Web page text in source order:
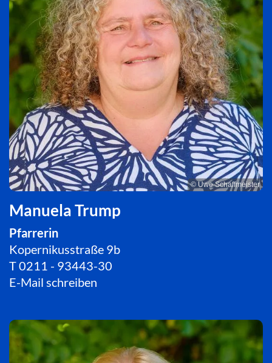
© Uwe Schaffmeister
Manuela Trump
Pfarrerin
Kopernikusstraße 9b
T0211 - 93443-30
E-Mail schreiben